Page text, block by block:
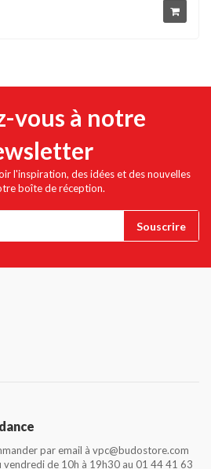
vous à notre
l'inspiration, des idées et des nouvelles
boîte de réception.
par email à vpc@budostore.com
vendredi de 10h à 19h30 au 01 44 41 63